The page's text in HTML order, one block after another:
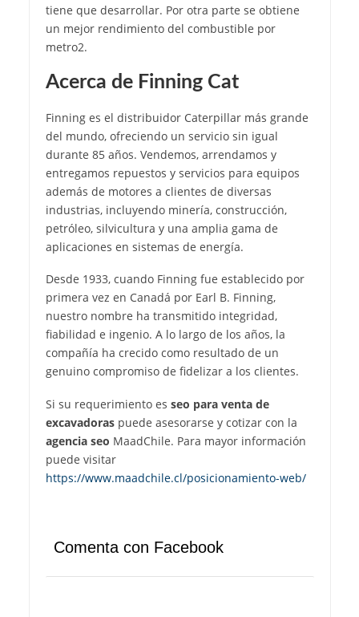
tiene que desarrollar. Por otra parte se obtiene
un mejor rendimiento del combustible por
metro2.
Acerca de Finning Cat
Finning es el distribuidor Caterpillar más grande
del mundo, ofreciendo un servicio sin igual
durante 85 años. Vendemos, arrendamos y
entregamos repuestos y servicios para equipos
además de motores a clientes de diversas
industrias, incluyendo minería, construcción,
petróleo, silvicultura y una amplia gama de
aplicaciones en sistemas de energía.
Desde 1933, cuando Finning fue establecido por
primera vez en Canadá por Earl B. Finning,
nuestro nombre ha transmitido integridad,
fiabilidad e ingenio. A lo largo de los años, la
compañía ha crecido como resultado de un
genuino compromiso de fidelizar a los clientes.
Si su requerimiento es seo para venta de
excavadoraspuede asesorarse y cotizar con la
agencia seo MaadChile. Para mayor información
puede visitar
https://www.maadchile.cl/posicionamiento-web/
Comenta con Facebook